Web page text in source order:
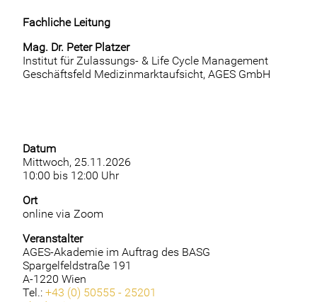
Fachliche Leitung
Mag. Dr. Peter Platzer
Institut für Zulassungs- & Life Cycle Management
Geschäftsfeld Medizinmarktaufsicht, AGES GmbH
Datum
Mittwoch, 25.11.2026
10:00 bis 12:00 Uhr
Ort
online via Zoom
Veranstalter
AGES-Akademie im Auftrag des BASG
Spargelfeldstraße 191
A-1220 Wien
Tel.: +43 (0) 50555 - 25201